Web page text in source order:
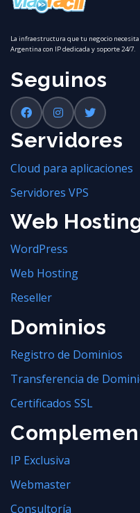
La infraestructura que tu negocio
Argentina con IP dedicada y soporte 24/7.
Seguinos
Servidores
Cloud para aplicaciones
Servidores VPS
Web
WordPress
Web Hosting
Reseller
Dominios
Registro de Dominios
Transferencia de
Certificados SSL
IP Exclusiva
Webmaster
Consultoría